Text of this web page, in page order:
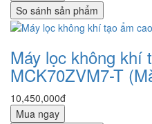
So sánh sản phẩm
Máy lọc không khí
MCK70ZVM7-T
10,450,000đ
Mua ngay